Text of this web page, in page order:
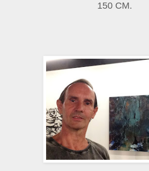
150 CM.